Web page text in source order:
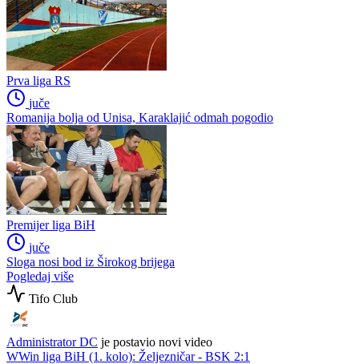
Prva liga RS
juče
Romanija bolja od Unisa, Karaklajić odmah pogodio
Premijer liga BiH
juče
Sloga nosi bod iz Širokog brijega
Pogledaj više
Tifo Club
Administrator DC je postavio novi video
WWin liga BiH (1. kolo): Željezničar - BSK 2:1